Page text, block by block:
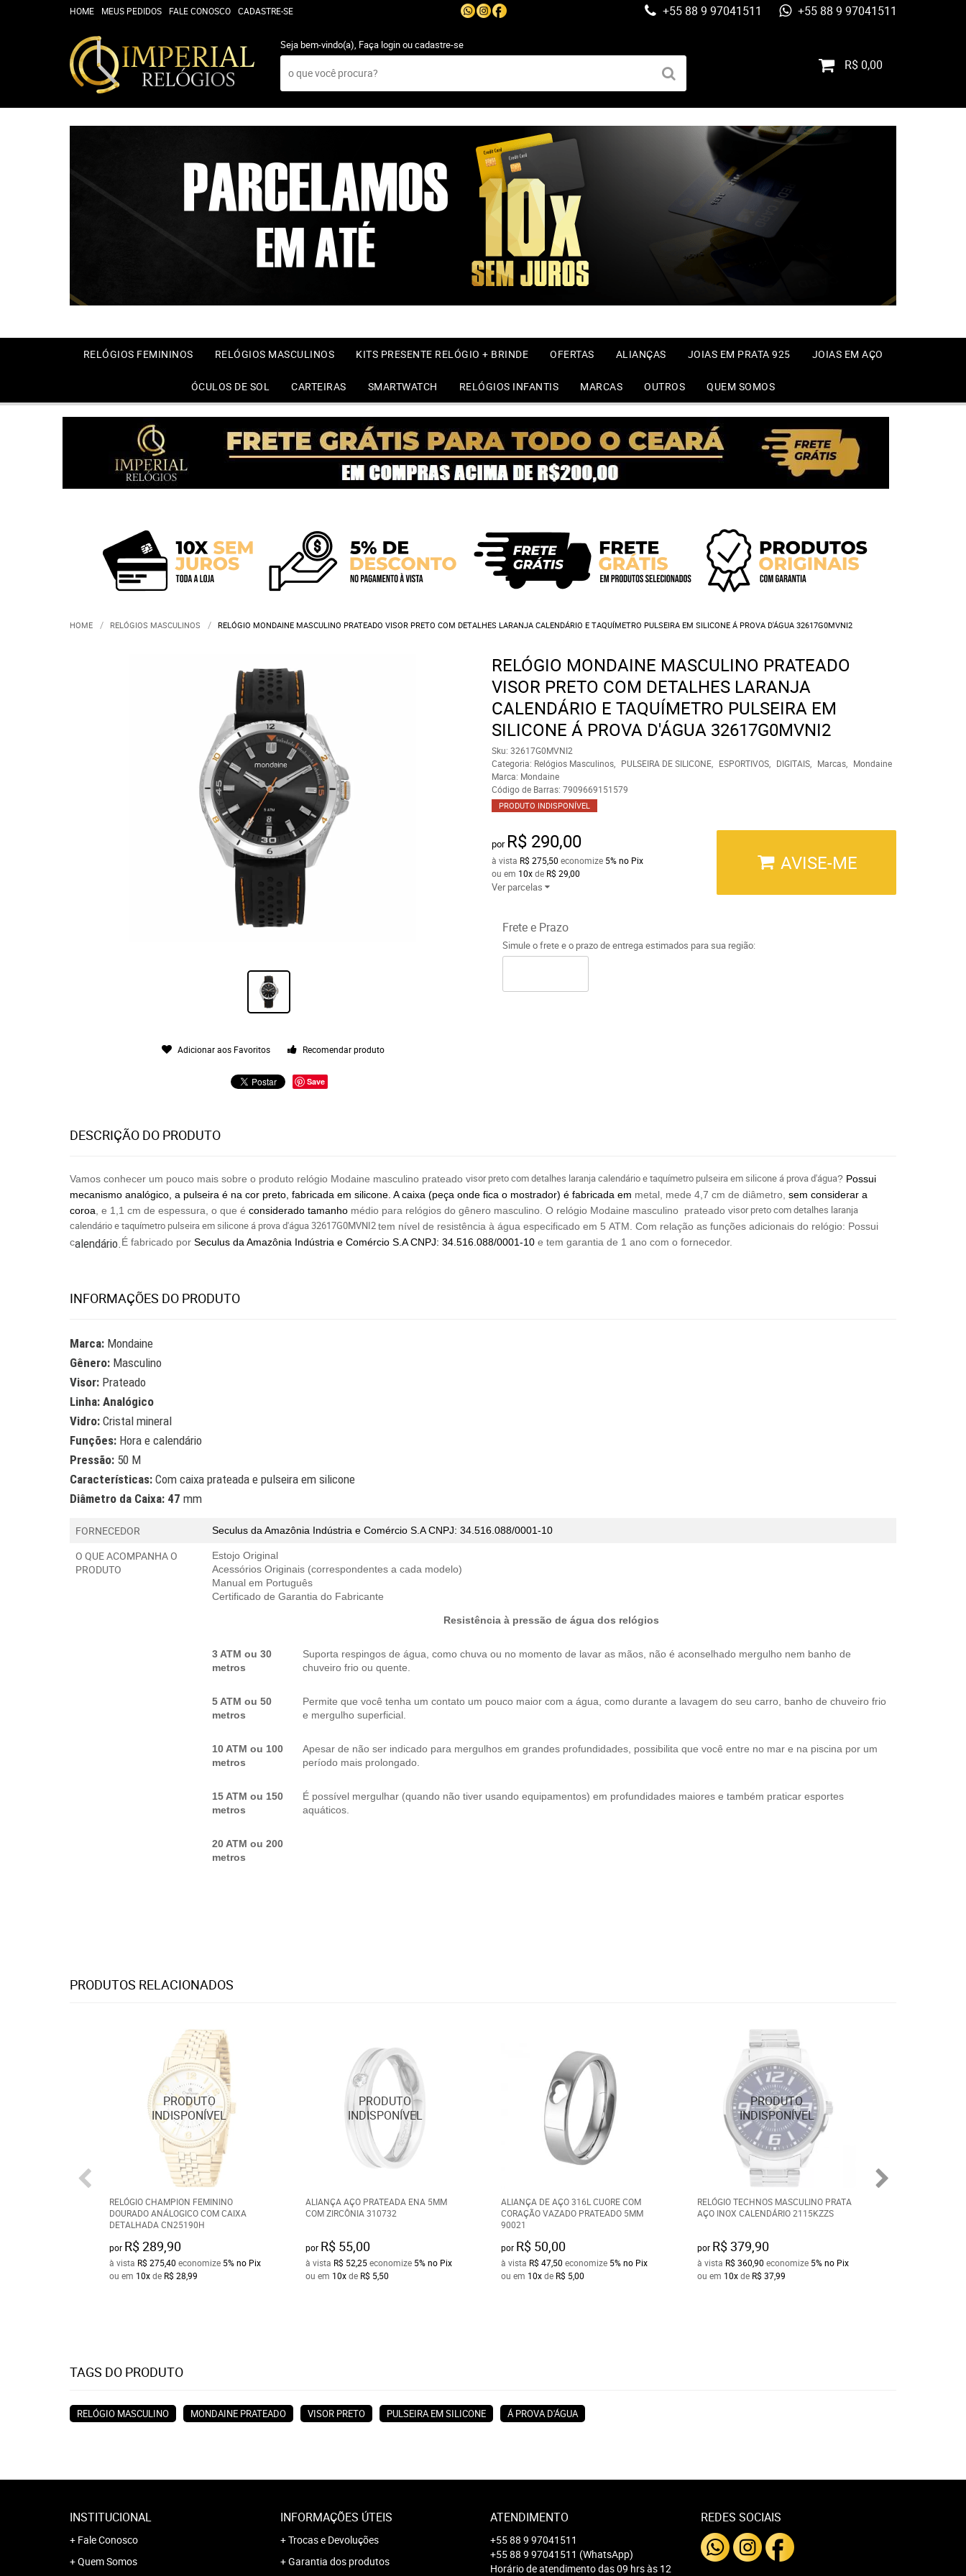
HOME MEUS PEDIDOS FALE CONOSCO CADASTRE-SE +55 88 9 97041511 +55 88 9 97041511
Seja bem-vindo(a), Faça loginoucadastre-se
R$ 0,00
RELÓGIOS FEMININOS RELÓGIOS MASCULINOS KITS PRESENTE RELÓGIO + BRINDE OFERTAS ALIANÇAS JOIAS EM PRATA 925 JOIAS EM AÇO
ÓCULOS DE SOL CARTEIRAS SMARTWATCH RELÓGIOS INFANTIS MARCAS OUTROS QUEM SOMOS
HOME RELÓGIOS MASCULINOS RELÓGIO MONDAINE MASCULINO PRATEADO VISOR PRETO COM DETALHES LARANJA CALENDÁRIO E TAQUÍMETRO PULSEIRA EM SILICONE Á PROVA D'ÁGUA 32617G0MVNI2
Adicionar aos Favoritos Recomendar produto
Save
RELÓGIO MONDAINE MASCULINO PRATEADO
VISOR PRETO COM DETALHES LARANJA
CALENDÁRIO E TAQUÍMETRO PULSEIRA EM
SILICONE Á PROVA D'ÁGUA 32617G0MVNI2
Sku: 32617G0MVNI2
Categoria: Relógios Masculinos PULSEIRA DE SILICONE ESPORTIVOS DIGITAIS Marcas
Mondaine
Marca: Mondaine
Código de Barras: 7909669151579
PRODUTO INDISPONÍVEL
por R$ 290,00
à vista R$ 275,50 economize 5% no Pix
ou em 10xde R$ 29,00
Ver parcelas
AVISE-ME
Frete e Prazo
Simule o frete e o prazo de entrega estimados para sua região:
DESCRIÇÃO DO PRODUTO
Vamos conhecer um pouco mais sobre o produto relógio Modaine masculino prateado visor preto com detalhes laranja calendário e taquímetro pulseira em silicone á prova d'água? Possui
mecanismo analógico, a pulseira é na cor preto, fabricada em silicone. A caixa (peça onde fica o mostrador) é fabricada em metal, mede 4,7 cm de diâmetro, sem considerar a
coroa , e 1,1 cm de espessura, o que é considerado tamanho médio para relógios do gênero masculino. O relógio Modaine masculino prateado visor preto com detalhes laranja
calendário e taquímetro pulseira em silicone á prova d'água 32617G0MVNI2tem nível de resistência à água especificado em 5 ATM. Com relação as funções adicionais do relógio: Possui
calendário.É fabricado por Seculus da Amazônia Indústria e Comércio S.A CNPJ: 34.516.088/0001-10 e tem garantia de 1 ano com o fornecedor.
INFORMAÇÕES DO PRODUTO
Marca: Mondaine
Gênero: Masculino
Visor: Prateado
Linha: Analógico
Vidro: Cristal mineral
Funções: Hora e calendário
Pressão: 50 M
Características: Com caixa prateada e pulseira em silicone
Diâmetro da Caixa: 47 mm
FORNECEDOR Seculus da Amazônia Indústria e Comércio S.A CNPJ: 34.516.088/0001-10
O QUE ACOMPANHA O
PRODUTO
Estojo Original
Acessórios Originais (correspondentes a cada modelo)
Manual em Português
Certificado de Garantia do Fabricante
Resistência à pressão de água dos relógios
3 ATM ou 30
metros
Suporta respingos de água, como chuva ou no momento de lavar as mãos, não é aconselhado mergulho nem banho de
chuveiro frio ou quente.
5 ATM ou 50
metros
Permite que você tenha um contato um pouco maior com a água, como durante a lavagem do seu carro, banho de chuveiro frio
e mergulho superficial.
10 ATM ou 100
metros
Apesar de não ser indicado para mergulhos em grandes profundidades, possibilita que você entre no mar e na piscina por um
período mais prolongado.
15 ATM ou 150
metros
É possível mergulhar (quando não tiver usando equipamentos) em profundidades maiores e também praticar esportes
aquáticos.
20 ATM ou 200
metros
PRODUTOS RELACIONADOS
RELÓGIO CHAMPION FEMININO
DOURADO ANÁLOGICO COM CAIXA
DETALHADA CN25190H
por R$ 289,90
à vista R$ 275,40 economize 5%no Pix
ou em 10xde R$ 28,99
ALIANÇA AÇO PRATEADA ENA 5MM
COM ZIRCÔNIA 310732
por R$ 55,00
à vista R$ 52,25economize 5% no Pix
ou em 10xde R$ 5,50
ALIANÇA DE AÇO 316L CUORE COM
CORAÇÃO VAZADO PRATEADO 5MM
90021
por R$ 50,00
à vista R$ 47,50 economize 5%no Pix
ou em 10xde R$ 5,00
RELÓGIO TECHNOS MASCULINO PRATA
AÇO INOX CALENDÁRIO 2115KZZS
por R$ 379,90
à vista R$ 360,90 economize 5% no Pix
ou em 10xde R$ 37,99
TAGS DO PRODUTO
RELÓGIO MASCULINO MONDAINE PRATEADO VISOR PRETO PULSEIRA EM SILICONE Á PROVA D'ÁGUA
INSTITUCIONAL
Fale Conosco
Quem Somos
INFORMAÇÕES ÚTEIS
Trocas e Devoluções
Garantia dos produtos
ATENDIMENTO
+55 88 9 97041511
+55 88 9 97041511 (WhatsApp)
Horário de atendimento das 09 hrs às 12
REDES SOCIAIS